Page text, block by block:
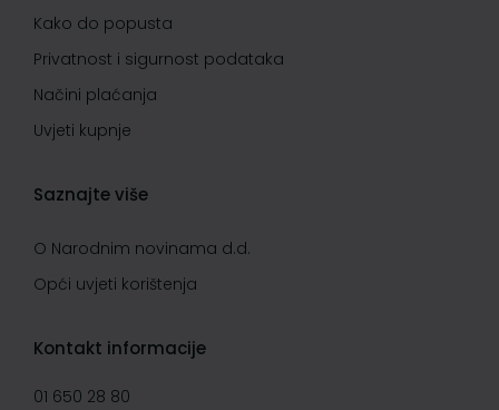
Kako do popusta
Privatnost i sigurnost podataka
Načini plaćanja
Uvjeti kupnje
Saznajte više
O Narodnim novinama d.d.
Opći uvjeti korištenja
Kontakt informacije
01 650 28 80